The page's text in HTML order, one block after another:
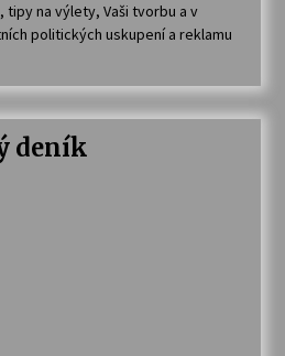
na výlety, Vaši tvorbu a v
politických uskupení a reklamu
deník